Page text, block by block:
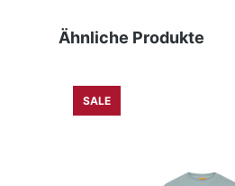
Produktgalerie überspringen
Ähnliche Produkte
SALE